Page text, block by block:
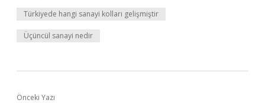
Türkiyede hangi sanayi kolları gelişmiştir
Üçüncül sanayi nedir
Önceki Yazı